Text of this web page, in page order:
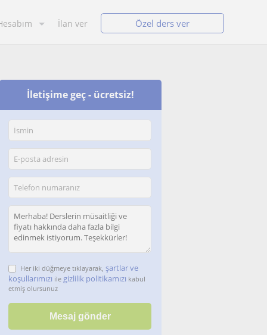
İlan ver Özel ders ver
İletişime geç - ücretsiz!
Her iki düğmeye tıklayarak, şartlar ve
koşullarımızı ile gizlilik politikamızı kabul
etmiş olursunuz